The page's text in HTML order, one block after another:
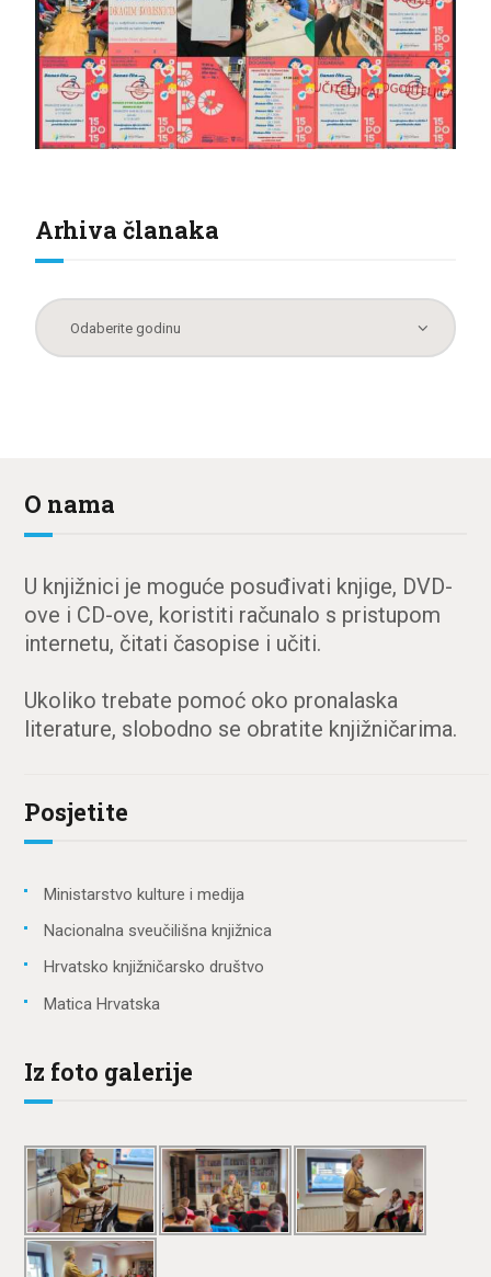
Arhiva članaka
O nama
U knjižnici je moguće posuđivati knjige, DVD-
ove i CD-ove, koristiti računalo s pristupom
internetu, čitati časopise i učiti.
Ukoliko trebate pomoć oko pronalaska
literature, slobodno se obratite knjižničarima.
Posjetite
Ministarstvo kulture i medija
Nacionalna sveučilišna knjižnica
Hrvatsko knjižničarsko društvo
Matica Hrvatska
Iz foto galerije